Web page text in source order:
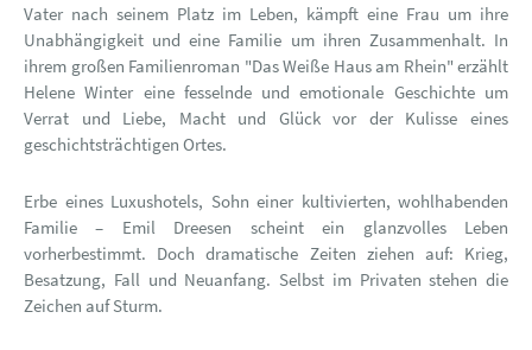
Vater nach seinem Platz im Leben, kämpft eine Frau um ihre
Unabhängigkeit und eine Familie um ihren Zusammenhalt. In
ihrem großen Familienroman "Das Weiße Haus am Rhein" erzählt
Helene Winter eine fesselnde und emotionale Geschichte um
Verrat und Liebe, Macht und Glück vor der Kulisse eines
geschichtsträchtigen Ortes.
Erbe eines Luxushotels, Sohn einer kultivierten, wohlhabenden
Familie – Emil Dreesen scheint ein glanzvolles Leben
vorherbestimmt. Doch dramatische Zeiten ziehen auf: Krieg,
Besatzung, Fall und Neuanfang. Selbst im Privaten stehen die
Zeichen auf Sturm.